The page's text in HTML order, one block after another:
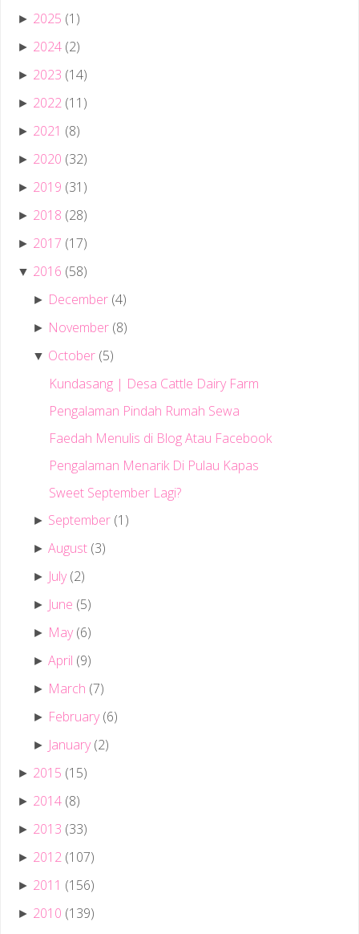
► 2025 (1)
► 2024 (2)
► 2023 (14)
► 2022 (11)
► 2021 (8)
► 2020 (32)
► 2019 (31)
► 2018 (28)
► 2017 (17)
▼ 2016 (58)
► December (4)
► November (8)
▼ October (5)
Kundasang | Desa Cattle Dairy Farm
Pengalaman Pindah Rumah Sewa
Faedah Menulis di Blog Atau Facebook
Pengalaman Menarik Di Pulau Kapas
Sweet September Lagi?
► September (1)
►August (3)
► July (2)
► June (5)
► May (6)
►April (9)
► March (7)
► February (6)
► January (2)
► 2015 (15)
► 2014 (8)
► 2013 (33)
► 2012 (107)
► 2011 (156)
► 2010 (139)